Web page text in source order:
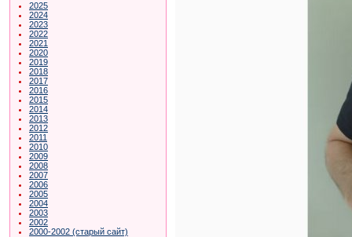
2025
2024
2023
2022
2021
2020
2019
2018
2017
2016
2015
2014
2013
2012
2011
2010
2009
2008
2007
2006
2005
2004
2003
2002
2000-2002 (старый сайт)